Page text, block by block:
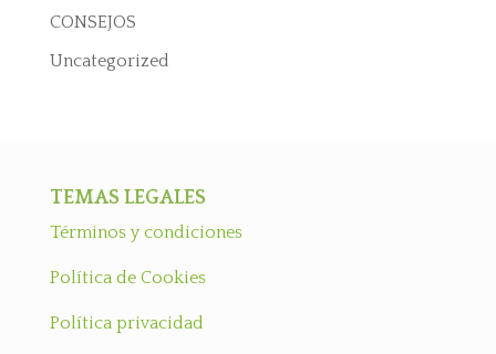
CONSEJOS
Uncategorized
TEMAS LEGALES
Términos y condiciones
Política de Cookies
Política privacidad